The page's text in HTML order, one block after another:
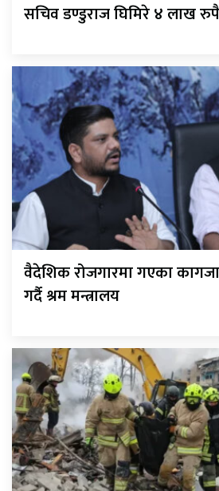
सचिव डण्डुराज घिमिरे ४ लाख
वैदेशिक रोजगारमा गएका
गर्दै श्रम मन्त्रालय